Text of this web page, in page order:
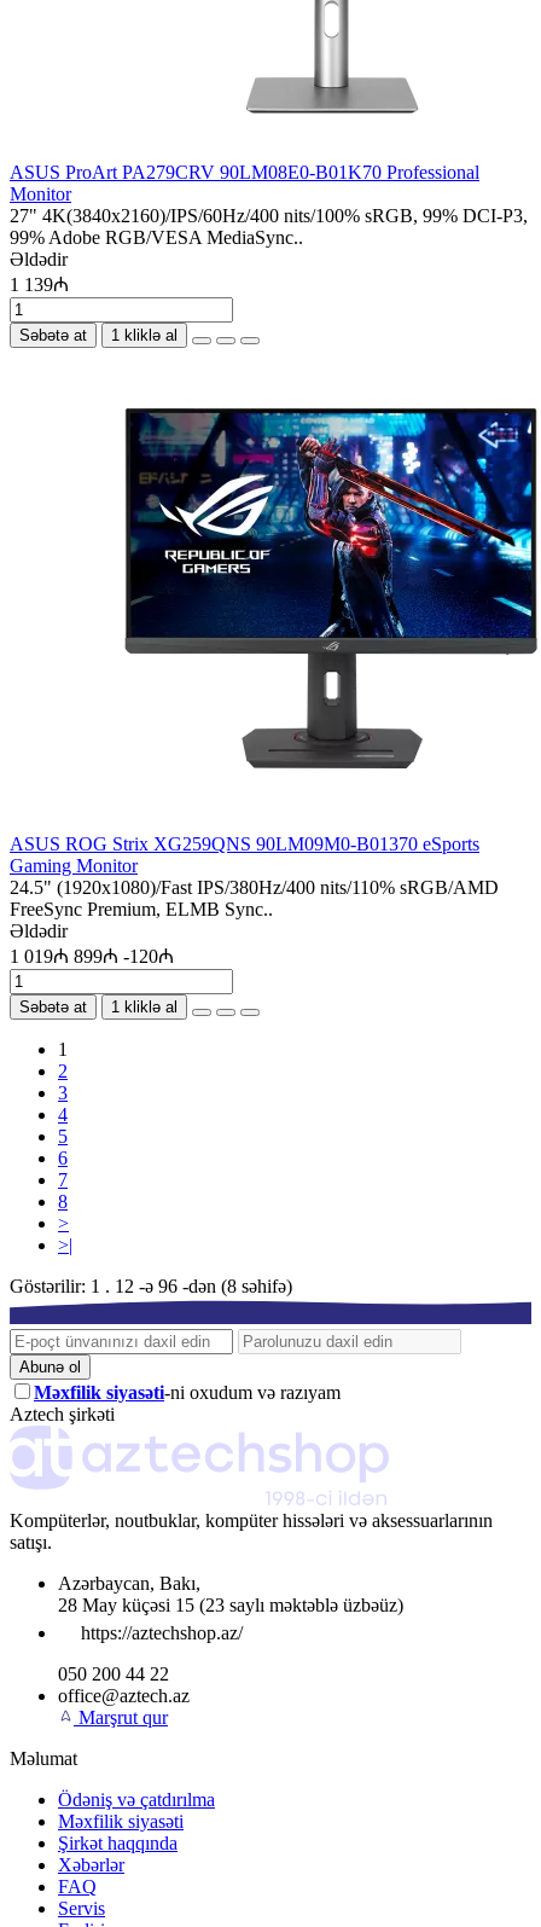
ASUS ProArt PA279CRV 90LM08E0-B01K70 Professional
Monitor
27" 4K(3840x2160)/IPS/60Hz/400 nits/100% sRGB, 99% DCI-P3,
99% Adobe RGB/VESA MediaSync..
Əldədir
1 139₼
Səbətə at 1 kliklə al
ASUS ROG Strix XG259QNS 90LM09M0-B01370 eSports
Gaming Monitor
24.5" (1920x1080)/Fast IPS/380Hz/400 nits/110% sRGB/AMD
FreeSync Premium, ELMB Sync..
Əldədir
1 019₼ 899₼ -120₼
Səbətə at 1 kliklə al
1
2
3
4
5
6
7
8
>
>|
Göstərilir: 1 . 12 -ə 96 -dən (8 səhifə)
Abunə ol
Məxfilik siyasəti-ni oxudum və razıyam
Aztech şirkəti
Kompüterlər, noutbuklar, kompüter hissələri və aksessuarlarının
satışı.
Azərbaycan, Bakı,
28 May küçəsi 15 (23 saylı məktəblə üzbəüz)
https://aztechshop.az/
050 200 44 22
office@aztech.az
Marşrut qur
Məlumat
Ödəniş və çatdırılma
Məxfilik siyasəti
Şirkət haqqında
Xəbərlər
FAQ
Servis